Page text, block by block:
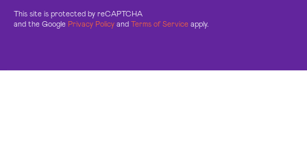
This site is protected by reCAPTCHA
and the Google Privacy Policy and Terms of Service apply.